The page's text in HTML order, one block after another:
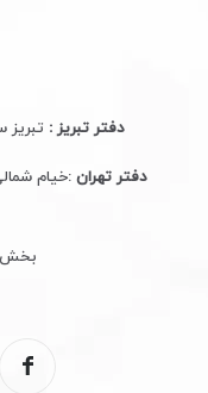
دفتر تبریز : تبریز
دفتر تهران :خیام